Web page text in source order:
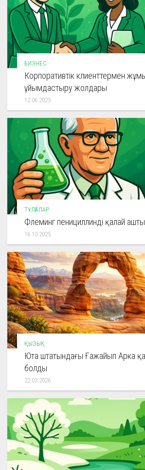
БИЗНЕС
Корпоративтік клиенттермен
ұйымдастыру жолдары
12.06.2025
ТҰЛҒАЛАР
Флеминг пенициллинді қалай ашты
16.10.2025
ҚЫЗЫҚ
Юта штатындағы Ғажайып Арка
болды
22.03.2026